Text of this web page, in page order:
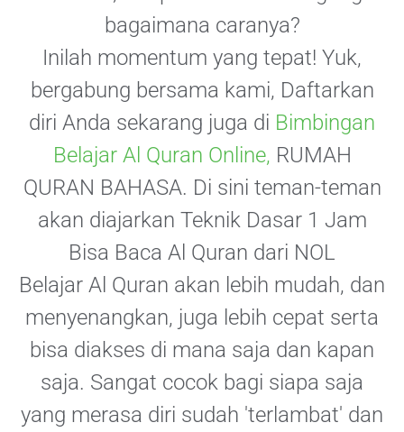
bagaimana caranya?
Inilah momentum yang tepat! Yuk,
bergabung bersama kami, Daftarkan
diri Anda sekarang juga di Bimbingan
Belajar Al Quran Online, RUMAH
QURAN BAHASA. Di sini teman-teman
akan diajarkan Teknik Dasar 1 Jam
Bisa Baca Al Quran dari NOL
Belajar Al Quran akan lebih mudah, dan
menyenangkan, juga lebih cepat serta
bisa diakses di mana saja dan kapan
saja. Sangat cocok bagi siapa saja
yang merasa diri sudah 'terlambat' dan